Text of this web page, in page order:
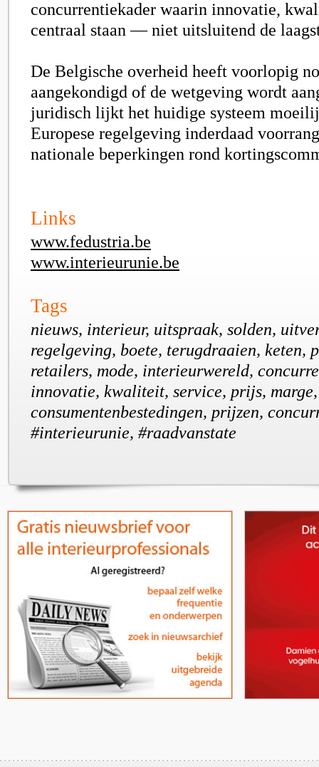
concurrentiekader waarin innovatie,
centraal staan — niet uitsluitend de
De Belgische overheid heeft voorlopig
aangekondigd of de wetgeving wordt
juridisch lijkt het huidige systeem
Europese regelgeving inderdaad
nationale beperkingen rond
Links
www.fedustria.be
www.interieurunie.be
Tags
nieuws, interieur, uitspraak, solden,
regelgeving, boete, terugdraaien, keten,
retailers, mode, interieurwereld,
innovatie, kwaliteit, service, prijs,
consumentenbestedingen, prijzen,
#interieurunie, #raadvanstate